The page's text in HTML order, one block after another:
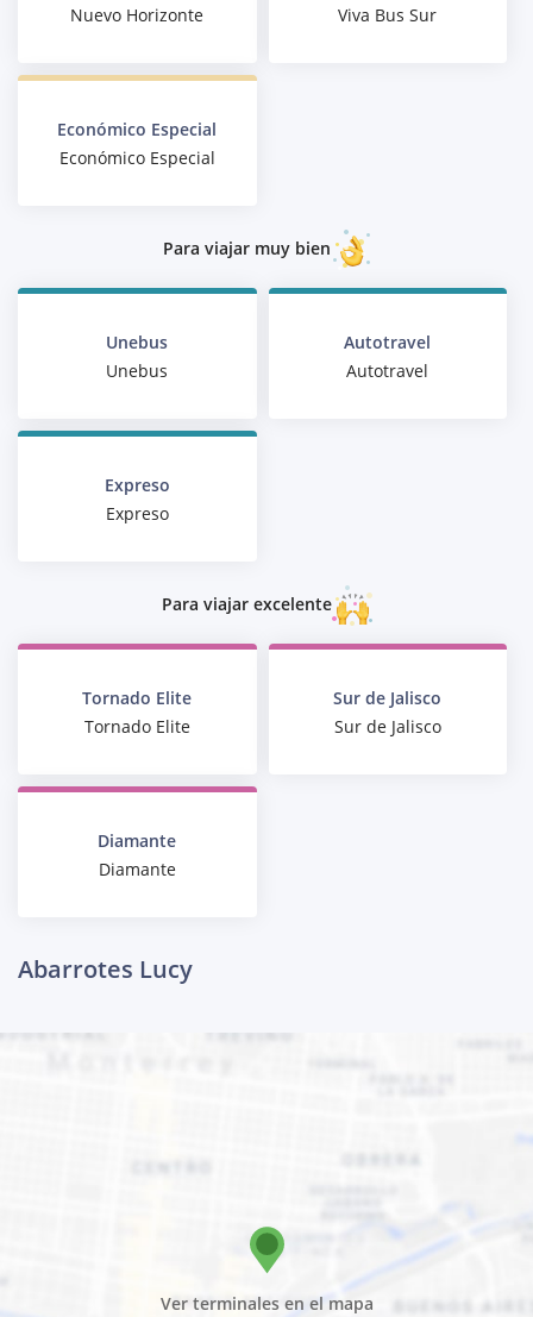
Nuevo Horizonte Viva Bus Sur
Económico Especial
Económico Especial
Para viajar muy bien
Unebus
Unebus
Autotravel
Autotravel
Expreso
Expreso
Para viajar excelente
Tornado Elite
Tornado Elite
Sur de Jalisco
Sur de Jalisco
Diamante
Diamante
Abarrotes Lucy
Ver terminales en el mapa